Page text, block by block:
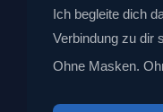
Ich begleite dich
Verbindung zu dir
Ohne Masken.